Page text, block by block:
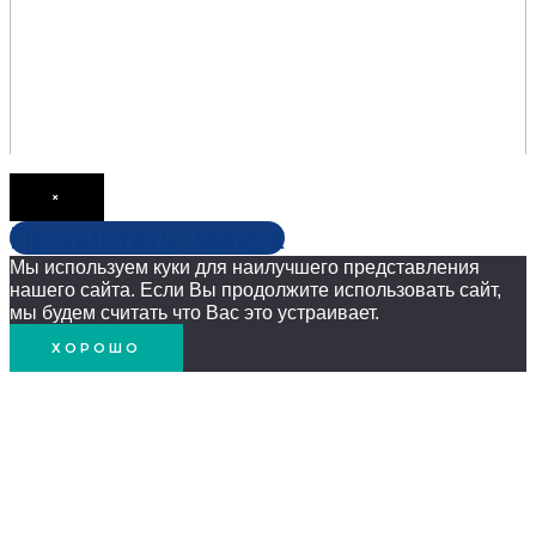
×
Пролистать наверх
Мы используем куки для наилучшего представления
нашего сайта. Если Вы продолжите использовать сайт,
мы будем считать что Вас это устраивает.
ХОРОШО